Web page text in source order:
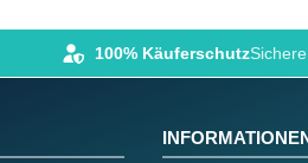
100% Käuferschutz